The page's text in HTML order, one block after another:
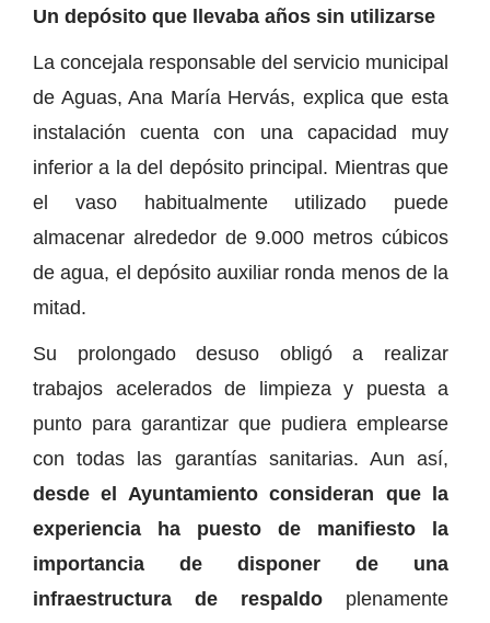
Un depósito que llevaba años sin utilizarse
La concejala responsable del servicio municipal
de Aguas, Ana María Hervás, explica que esta
instalación cuenta con una capacidad muy
inferior a la del depósito principal. Mientras que
el vaso habitualmente utilizado puede
almacenar alrededor de 9.000 metros cúbicos
de agua, el depósito auxiliar ronda menos de la
mitad.
Su prolongado desuso obligó a realizar
trabajos acelerados de limpieza y puesta a
punto para garantizar que pudiera emplearse
con todas las garantías sanitarias. Aun así,
desde el Ayuntamiento consideran que la
experiencia ha puesto de manifiesto la
importancia de disponer de una
infraestructura de respaldo plenamente